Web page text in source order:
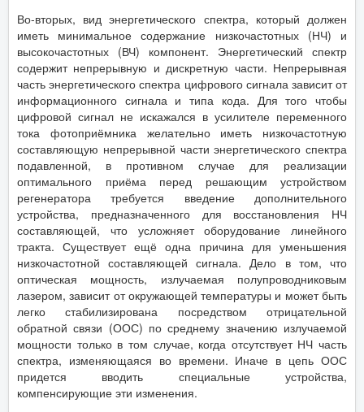
Во-вторых, вид энергетического спектра, который должен
иметь минимальное содержание низкочастотных (НЧ) и
высокочастотных (ВЧ) компонент. Энергетический спектр
содержит непрерывную и дискретную части. Непрерывная
часть энергетического спектра цифрового сигнала зависит от
информационного сигнала и типа кода. Для того чтобы
цифровой сигнал не искажался в усилителе переменного
тока фотоприёмника желательно иметь низкочастотную
составляющую непрерывной части энергетического спектра
подавленной, в противном случае для реализации
оптимального приёма перед решающим устройством
регенератора требуется введение дополнительного
устройства, предназначенного для восстановления НЧ
составляющей, что усложняет оборудование линейного
тракта. Существует ещё одна причина для уменьшения
низкочастотной составляющей сигнала. Дело в том, что
оптическая мощность, излучаемая полупроводниковым
лазером, зависит от окружающей температуры и может быть
легко стабилизирована посредством отрицательной
обратной связи (ООС) по среднему значению излучаемой
мощности только в том случае, когда отсутствует НЧ часть
спектра, изменяющаяся во времени. Иначе в цепь ООС
придется вводить специальные устройства,
компенсирующие эти изменения.